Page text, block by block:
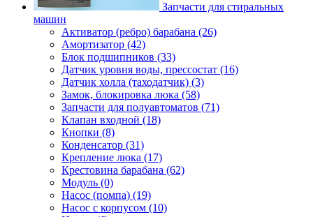
Запчасти для стиральных
машин
Активатор (ребро) барабана (26)
Амортизатор (42)
Блок подшипников (33)
Датчик уровня воды, прессостат (16)
Датчик холла (таходатчик) (3)
Замок, блокировка люка (58)
Запчасти для полуавтоматов (71)
Клапан входной (18)
Кнопки (8)
Конденсатор (31)
Крепление люка (17)
Крестовина барабана (62)
Модуль (0)
Насос (помпа) (19)
Насос c корпусом (10)